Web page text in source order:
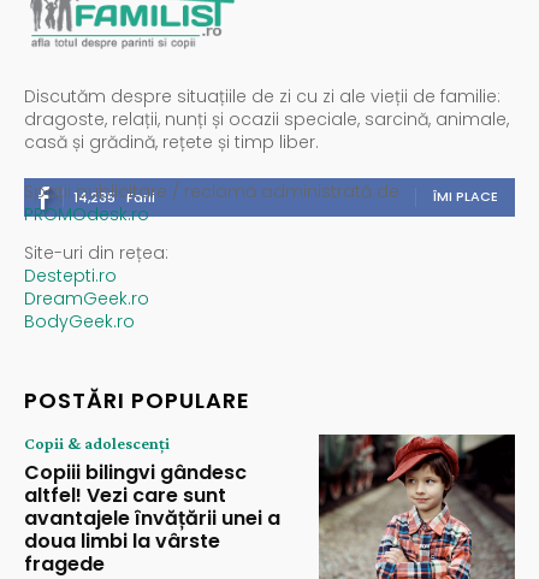
Discutăm despre situațiile de zi cu zi ale vieții de familie:
dragoste, relații, nunți și ocazii speciale, sarcină, animale,
casă și grădină, rețete și timp liber.
14,235 Fani ÎMI PLACE
Spații publicitare / reclamă administrată de
PROMOdesk.ro
Site-uri din rețea:
Destepti.ro
DreamGeek.ro
BodyGeek.ro
POSTĂRI POPULARE
Copii & adolescenți
Copiii bilingvi gândesc
altfel! Vezi care sunt
avantajele învățării unei a
doua limbi la vârste
fragede